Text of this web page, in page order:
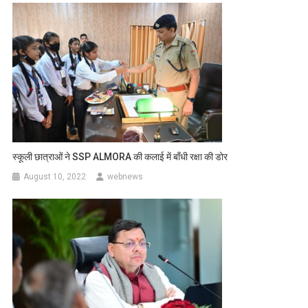
स्कूली छात्राओं ने SSP ALMORA की कलाई में बाँधी रक्षा की डोर
August 10, 2022 webnews